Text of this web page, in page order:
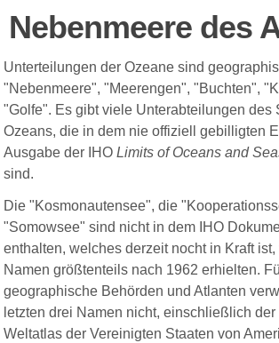
Nebenmeere des
Unterteilungen der Ozeane sind
"Nebenmeere", "Meerengen", "Buchten",
"Golfe". Es gibt viele Unterabteilungen des
Ozeans, die in dem nie offiziell gebilligten
Ausgabe der IHOLimits of Oceans and
sind.
Die "Kosmonautensee", die
"Somowsee" sind nicht in dem IHO
enthalten, welches derzeit nocht in Kraft
Namen größtenteils nach 1962 erhielten.
geographische Behörden und Atlanten
letzten drei Namen nicht, einschließlich
Weltatlas der Vereinigten Staaten von